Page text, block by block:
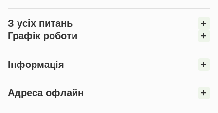
З усіх питань
+
Графік роботи
+
Інформація +
Адреса офлайн +